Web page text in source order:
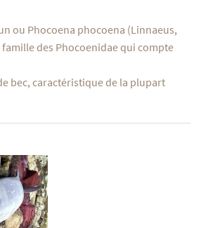
ou Phocoena phocoena (Linnaeus,
des Phocoenidae qui compte
bec, caractéristique de la plupart